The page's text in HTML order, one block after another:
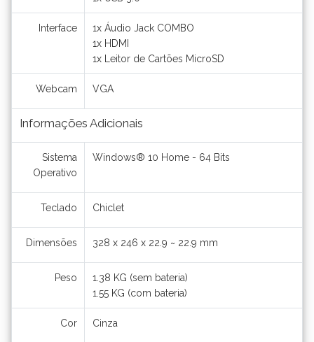
Interface
1x Áudio Jack COMBO
1x HDMI
1x Leitor de Cartões MicroSD
Webcam VGA
Informações Adicionais
Sistema
Operativo
Windows® 10 Home - 64 Bits
Teclado Chiclet
Dimensões 328 x 246 x 22.9 ~ 22.9 mm
Peso
1.38 KG (sem bateria)
1.55 KG (com bateria)
Cor Cinza